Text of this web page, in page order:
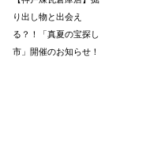
り出し物と出会え
る？！「真夏の宝探し
市」開催のお知らせ！